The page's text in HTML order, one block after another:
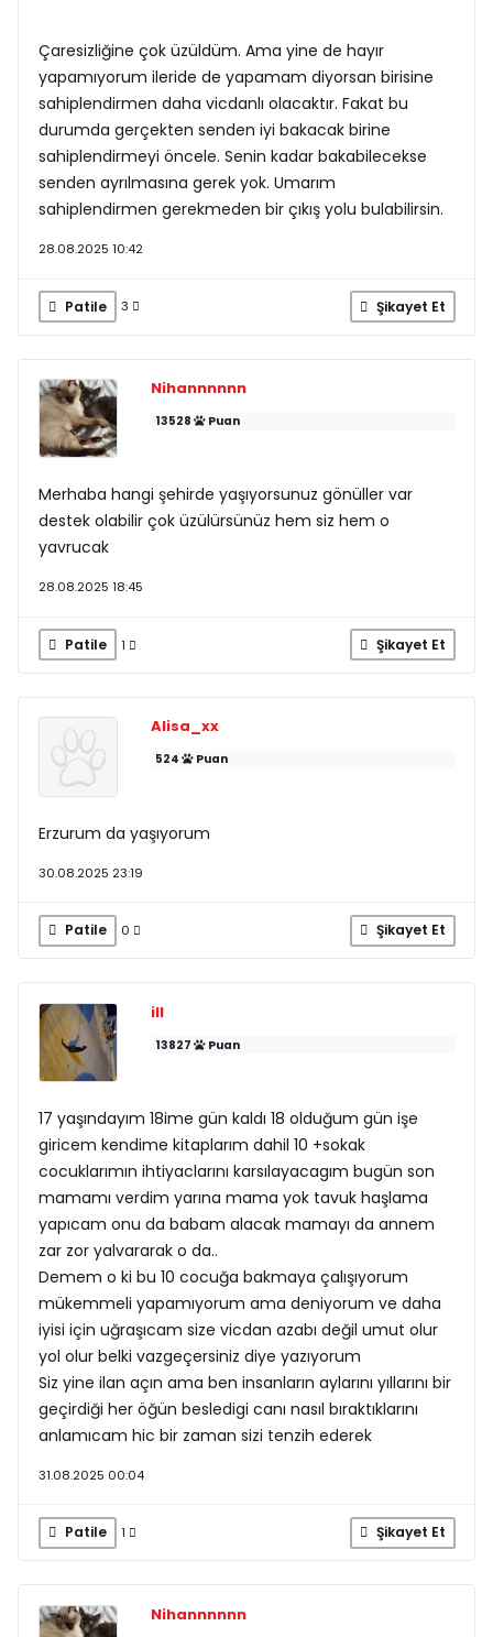
Çaresizliğine çok üzüldüm. Ama yine de hayır
yapamıyorum ileride de yapamam diyorsan birisine
sahiplendirmen daha vicdanlı olacaktır. Fakat bu
durumda gerçekten senden iyi bakacak birine
sahiplendirmeyi öncele. Senin kadar bakabilecekse
senden ayrılmasına gerek yok. Umarım
sahiplendirmen gerekmeden bir çıkış yolu bulabilirsin.
28.08.2025 10:42
Patile 3 Şikayet Et
Nihannnnnn
13528 Puan
Merhaba hangi şehirde yaşıyorsunuz gönüller var
destek olabilir çok üzülürsünüz hem siz hem o
yavrucak
28.08.2025 18:45
Patile 1 Şikayet Et
Alisa_xx
524 Puan
Erzurum da yaşıyorum
30.08.2025 23:19
Patile 0 Şikayet Et
ill
13827 Puan
17 yaşındayım 18ime gün kaldı 18 olduğum gün işe
giricem kendime kitaplarım dahil 10 +sokak
cocuklarımın ihtiyaclarını karsılayacagım bugün son
mamamı verdim yarına mama yok tavuk haşlama
yapıcam onu da babam alacak mamayı da annem
zar zor yalvararak o da..
Demem o ki bu 10 cocuğa bakmaya çalışıyorum
mükemmeli yapamıyorum ama deniyorum ve daha
iyisi için uğraşıcam size vicdan azabı değil umut olur
yol olur belki vazgeçersiniz diye yazıyorum
Siz yine ilan açın ama ben insanların aylarını yıllarını bir
geçirdiği her öğün besledigi canı nasıl bıraktıklarını
anlamıcam hic bir zaman sizi tenzih ederek
31.08.2025 00:04
Patile 1 Şikayet Et
Nihannnnnn